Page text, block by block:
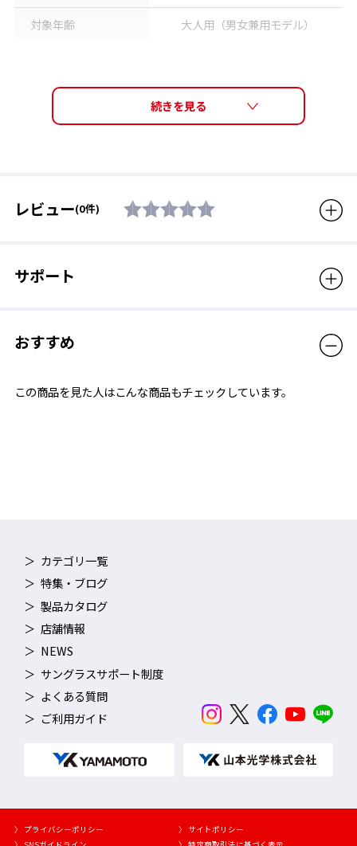
対象年齢 大人用（男女兼用モデル）
で発送いたします。普通郵
便・メール便等での郵送は承
っておりません。
レビュー(0件)
サポート
おすすめ
この商品を見た人はこんな商品もチェックしています。
カテゴリ一覧
特集・ブログ
製品カタログ
店舗情報
NEWS
サングラスサポート制度
よくある質問
ご利用ガイド
〉 プライバシーポリシー
〉 サイトポリシー